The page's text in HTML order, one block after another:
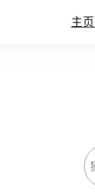
主页
搜
索